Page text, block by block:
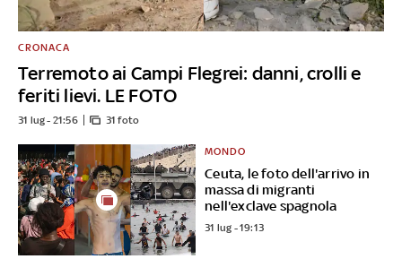
Terremoto ai Campi Flegrei: danni, crolli e
feriti lievi. LE FOTO
CRONACA
31 lug - 21:56 31 foto
Ceuta, le foto dell'arrivo in
massa di migranti
nell'exclave spagnola
MONDO
31 lug - 19:13